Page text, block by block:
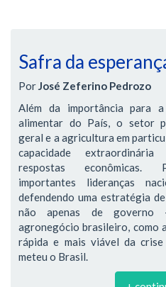
Safra da
PorJosé Zeferino Pedrozo
Além da importância para a
alimentar do País, o setor
geral e a agricultura em
capacidade
respostas econômicas.
importantes lideranças
defendendo uma estratégia
não apenas de
agronegócio brasileiro, como
rápida e mais viável da
meteu o Brasil.